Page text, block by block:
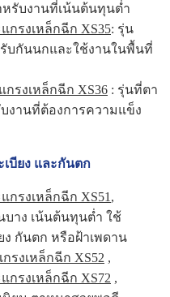
หรับงานที่เน้นต้นทุนต่ำ
กรงเหล็กฉีก XS35: รุ่น
บกันนกและใช้งานในพื้นที่
กรงเหล็กฉีก XS36 : รุ่นที่ตา
งานที่ต้องการความแข็ง
เบียง และกันตก
กรงเหล็กฉีก XS51 ,
บาง เน้นต้นทุนต่ำ ใช้
ง กันตก หรือฝ้าเพดาน
รงเหล็กฉีก XS52 ,
กรงเหล็กฉีก XS72 ,